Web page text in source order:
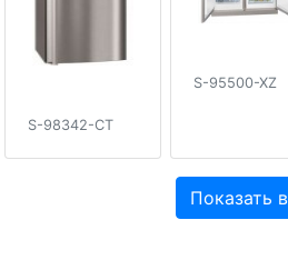
S-98342-CT
S-95500-XZ
Показать